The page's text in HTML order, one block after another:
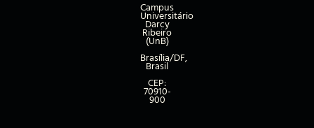
Campus
Universitário
Darcy
Ribeiro
(UnB)
Brasília/DF,
Brasil
CEP:
70910-
900